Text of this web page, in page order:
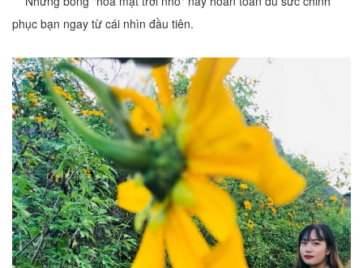
phục bạn ngay từ cái nhìn đầu tiên.